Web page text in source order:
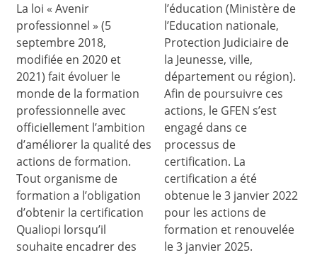
La loi « Avenir
professionnel » (5
septembre 2018,
modifiée en 2020 et
2021) fait évoluer le
monde de la formation
professionnelle avec
officiellement l’ambition
d’améliorer la qualité des
actions de formation.
Tout organisme de
formation a l’obligation
d’obtenir la certification
Qualiopi lorsqu’il
souhaite encadrer des
l’éducation (Ministère de
l’Education nationale,
Protection Judiciaire de
la Jeunesse, ville,
département ou région).
Afin de poursuivre ces
actions, le GFEN s’est
engagé dans ce
processus de
certification. La
certification a été
obtenue le 3 janvier 2022
pour les actions de
formation et renouvelée
le 3 janvier 2025.